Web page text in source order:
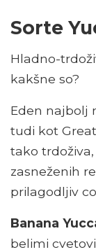
Sorte
Hladno-
kakšne so?
Eden najbolj
tudi kot
tako
zasneženih
prilagodljiv
Banana
belimi